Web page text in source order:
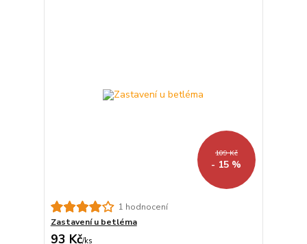
109 Kč
- 15 %
1 hodnocení
Zastavení u betléma
93 Kč/ks